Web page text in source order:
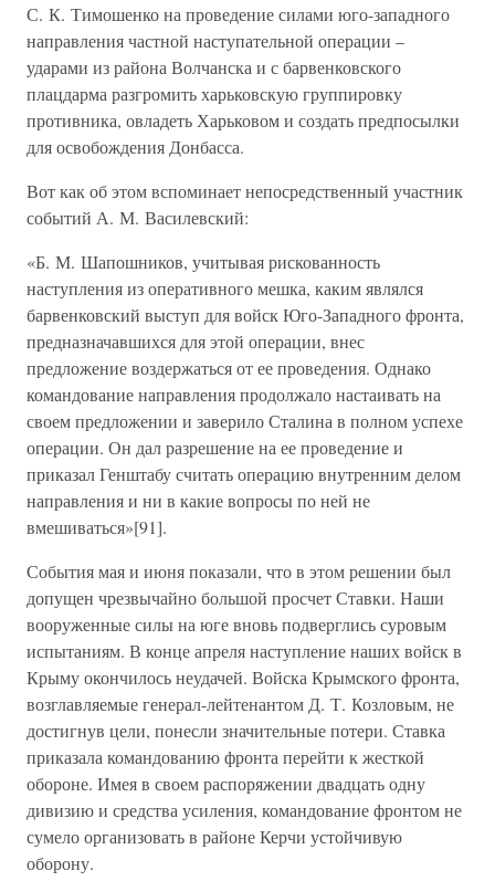
С. К. Тимошенко на проведение силами юго-западного
направления частной наступательной операции –
ударами из района Волчанска и с барвенковского
плацдарма разгромить харьковскую группировку
противника, овладеть Харьковом и создать предпосылки
для освобождения Донбасса.
Вот как об этом вспоминает непосредственный участник
событий А. М. Василевский:
«Б. М. Шапошников, учитывая рискованность
наступления из оперативного мешка, каким являлся
барвенковский выступ для войск Юго-Западного фронта,
предназначавшихся для этой операции, внес
предложение воздержаться от ее проведения. Однако
командование направления продолжало настаивать на
своем предложении и заверило Сталина в полном успехе
операции. Он дал разрешение на ее проведение и
приказал Генштабу считать операцию внутренним делом
направления и ни в какие вопросы по ней не
вмешиваться»[91].
События мая и июня показали, что в этом решении был
допущен чрезвычайно большой просчет Ставки. Наши
вооруженные силы на юге вновь подверглись суровым
испытаниям. В конце апреля наступление наших войск в
Крыму окончилось неудачей. Войска Крымского фронта,
возглавляемые генерал-лейтенантом Д. Т. Козловым, не
достигнув цели, понесли значительные потери. Ставка
приказала командованию фронта перейти к жесткой
обороне. Имея в своем распоряжении двадцать одну
дивизию и средства усиления, командование фронтом не
сумело организовать в районе Керчи устойчивую
оборону.